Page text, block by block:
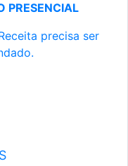
PRESENCIAL
precisa ser